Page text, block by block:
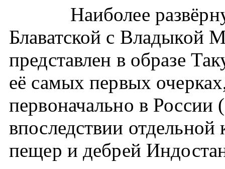
Наиболее
Блаватской с Владыкой
представлен в образе
её самых первых
первоначально в
впоследствии
пещер и дебрей